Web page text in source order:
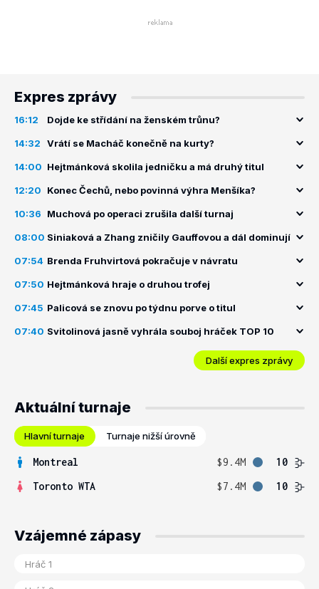
Expres zprávy
16:12 Dojde ke střídání na ženském trůnu?
14:32 Vrátí se Macháč konečně na kurty?
14:00 Hejtmánková skolila jedničku a má druhý titul
12:20 Konec Čechů, nebo povinná výhra Menšíka?
10:36 Muchová po operaci zrušila další turnaj
08:00 Siniaková a Zhang zničily Gauffovou a dál dominují
07:54 Brenda Fruhvirtová pokračuje v návratu
07:50 Hejtmánková hraje o druhou trofej
07:45 Palicová se znovu po týdnu porve o titul
07:40 Svitolinová jasně vyhrála souboj hráček TOP 10
Další expres zprávy
Aktuální turnaje
Hlavní turnaje Turnaje nižší úrovně
Montreal $9.4M
10
Toronto WTA
$7.4M 10
Vzájemné zápasy